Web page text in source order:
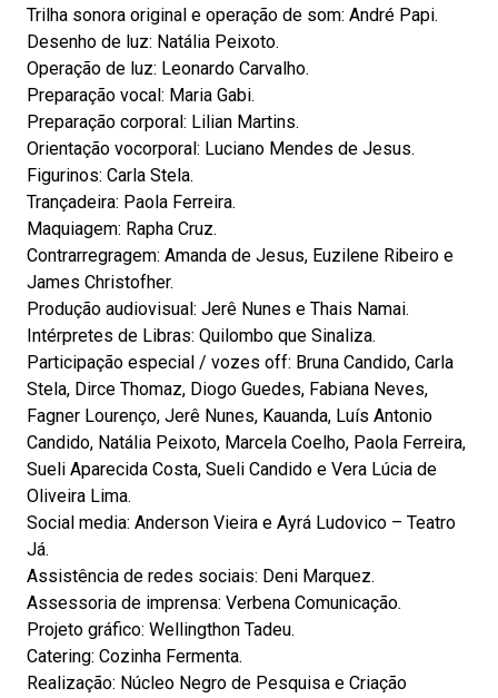
Trilha sonora original e operação de som: André Papi.
Desenho de luz: Natália Peixoto.
Operação de luz: Leonardo Carvalho.
Preparação vocal: Maria Gabi.
Preparação corporal: Lilian Martins.
Orientação vocorporal: Luciano Mendes de Jesus.
Figurinos: Carla Stela.
Trançadeira: Paola Ferreira.
Maquiagem: Rapha Cruz.
Contrarregragem: Amanda de Jesus, Euzilene Ribeiro e
James Christofher.
Produção audiovisual: Jerê Nunes e Thais Namai.
Intérpretes de Libras: Quilombo que Sinaliza.
Participação especial / vozes off: Bruna Candido, Carla
Stela, Dirce Thomaz, Diogo Guedes, Fabiana Neves,
Fagner Lourenço, Jerê Nunes, Kauanda, Luís Antonio
Candido, Natália Peixoto, Marcela Coelho, Paola Ferreira,
Sueli Aparecida Costa, Sueli Candido e Vera Lúcia de
Oliveira Lima.
Social media: Anderson Vieira e Ayrá Ludovico – Teatro
Já.
Assistência de redes sociais: Deni Marquez.
Assessoria de imprensa: Verbena Comunicação.
Projeto gráfico: Wellingthon Tadeu.
Catering: Cozinha Fermenta.
Realização: Núcleo Negro de Pesquisa e Criação